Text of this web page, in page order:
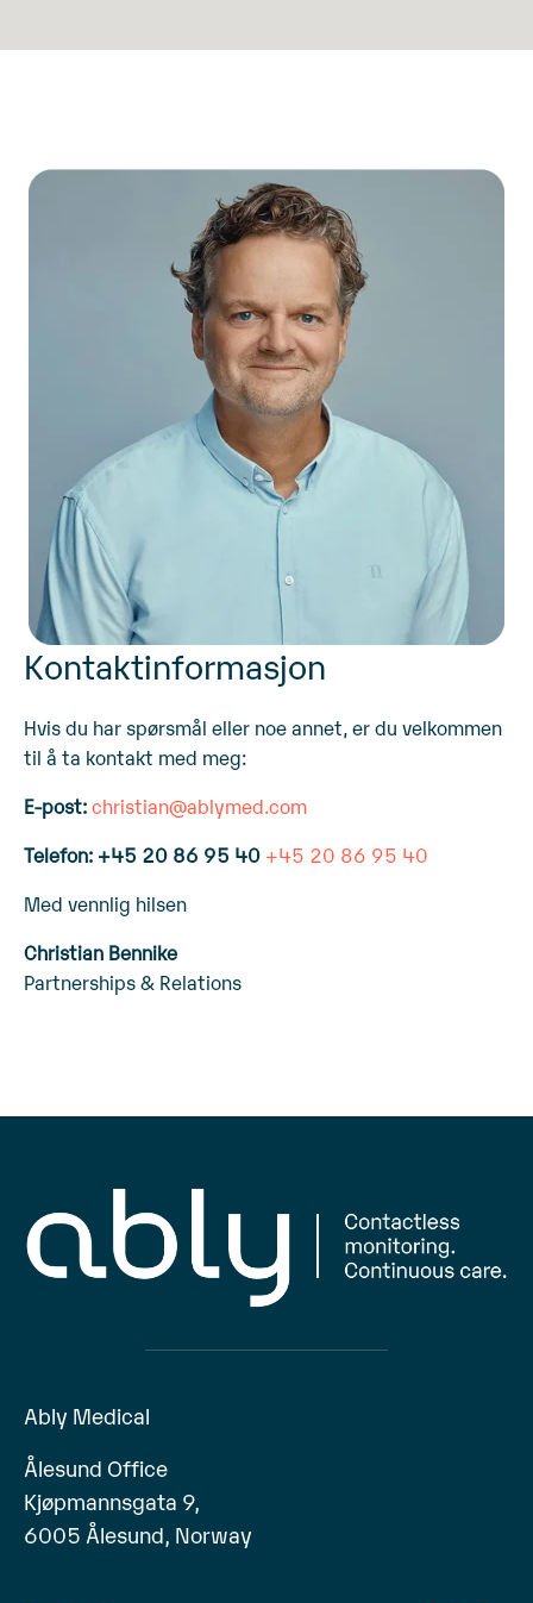
Kontaktinformasjon
Hvis du har spørsmål eller noe annet, er du velkommen
til å ta kontakt med meg:
E-post:christian@ablymed.com
Telefon: +45 20 86 95 40 +45 20 86 95 40
Med vennlig hilsen
Christian Bennike
Partnerships & Relations
Ably Medical
Ålesund Office
Kjøpmannsgata 9,
6005 Ålesund, Norway